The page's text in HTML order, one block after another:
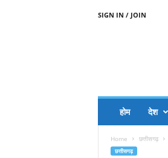
SIGN IN / JOIN
होम देश
Home छत्तीसगढ़
छत्तीसगढ़